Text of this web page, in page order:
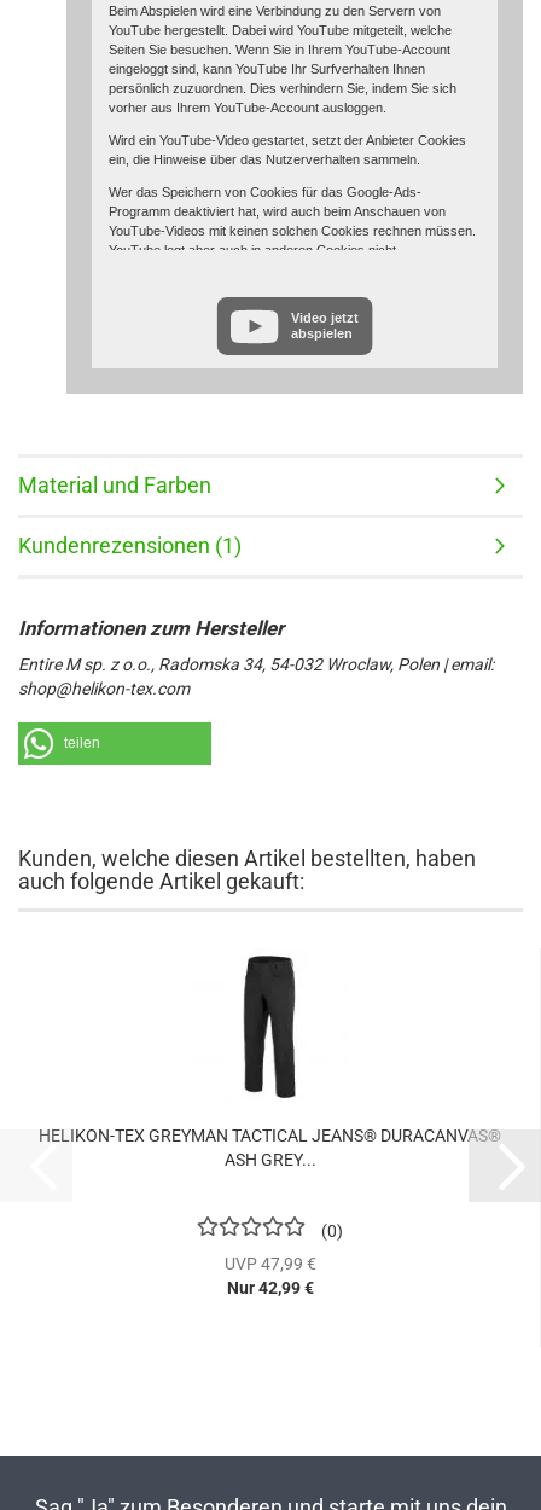
Beim Abspielen wird eine Verbindung zu den Servern von
YouTube hergestellt. Dabei wird YouTube mitgeteilt, welche
Seiten Sie besuchen. Wenn Sie in Ihrem YouTube-Account
eingeloggt sind, kann YouTube Ihr Surfverhalten Ihnen
persönlich zuzuordnen. Dies verhindern Sie, indem Sie sich
vorher aus Ihrem YouTube-Account ausloggen.
Wird ein YouTube-Video gestartet, setzt der Anbieter Cookies
ein, die Hinweise über das Nutzerverhalten sammeln.
Wer das Speichern von Cookies für das Google-Ads-
Programm deaktiviert hat, wird auch beim Anschauen von
YouTube-Videos mit keinen solchen Cookies rechnen müssen.
YouTube legt aber auch in anderen Cookies nicht-
Browser blockieren.
Weitere Informationen zum Datenschutz bei „YouTube“ finden
Video jetzt
abspielen
Material und Farben
Kundenrezensionen (1)
Entire M sp. z o.o., Radomska 34, 54-032 Wroclaw, Polen | email:
shop@helikon-tex.com
teilen
Kunden, welche diesen Artikel bestellten, haben
auch folgende Artikel gekauft:
HELIKON-TEX GREYMAN TACTICAL JEANS® DURACANVAS®
ASH GREY...
0
UVP 47,99 €
Nur 42,99 €